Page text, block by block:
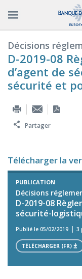
Décisions
D-2019-08
d’agent de
sécurité et
Partager
Télécharger la
PUBLICATION
Décisions
D-2019-08
sécurité-
Publié le 05/02/2019 3
TÉLÉCHARGER (FR)